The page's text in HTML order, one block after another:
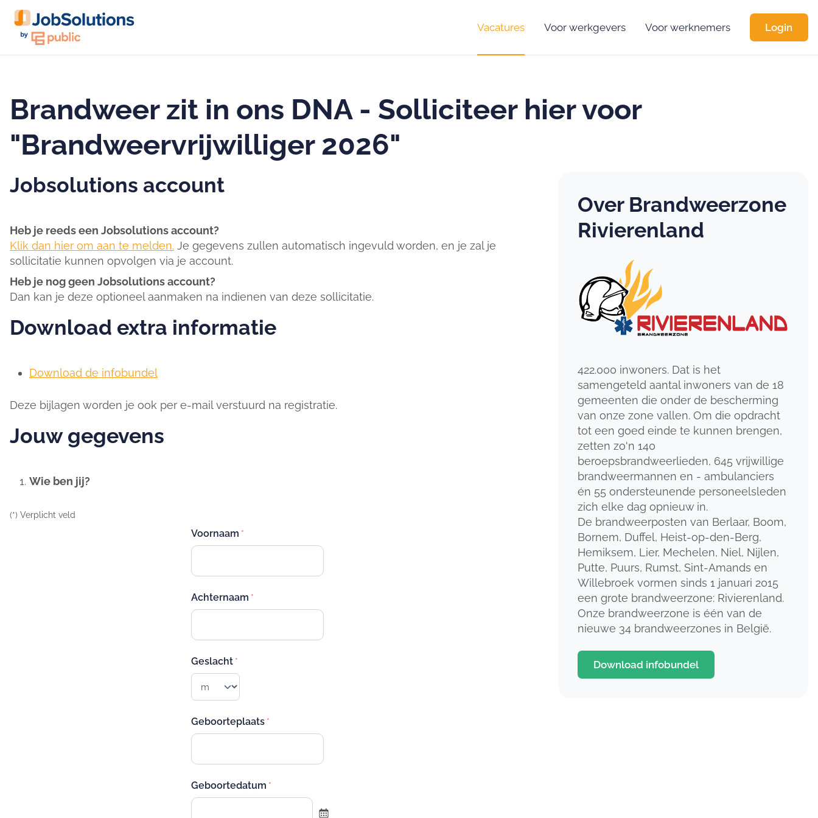
Vacatures Voor werkgevers Voor werknemers Login
Brandweer zit in ons DNA - Solliciteer hier voor
"Brandweervrijwilliger 2026"
Jobsolutions account
Heb je reeds een Jobsolutions account?
Klik dan hier om aan te melden. Je gegevens zullen automatisch ingevuld worden, en je zal je
sollicitatie kunnen opvolgen via je account.
Heb je nog geen Jobsolutions account?
Dan kan je deze optioneel aanmaken na indienen van deze sollicitatie.
Download extra informatie
Download de infobundel
Deze bijlagen worden je ook per e-mail verstuurd na registratie.
Jouw gegevens
Wie ben jij?
(*) Verplicht veld
Voornaam
Achternaam
Geslacht
Geboorteplaats
Geboortedatum
Over Brandweerzone
Rivierenland
422.000 inwoners. Dat is het
samengeteld aantal inwoners van de 18
gemeenten die onder de bescherming
van onze zone vallen. Om die opdracht
tot een goed einde te kunnen brengen,
zetten zo'n 140
beroepsbrandweerlieden, 645 vrijwillige
brandweermannen en - ambulanciers
én 55 ondersteunende personeelsleden
zich elke dag opnieuw in.
De brandweerposten van Berlaar, Boom,
Bornem, Duffel, Heist-op-den-Berg,
Hemiksem, Lier, Mechelen, Niel, Nijlen,
Putte, Puurs, Rumst, Sint-Amands en
Willebroek vormen sinds 1 januari 2015
een grote brandweerzone: Rivierenland.
Onze brandweerzone is één van de
nieuwe 34 brandweerzones in België.
Download infobundel